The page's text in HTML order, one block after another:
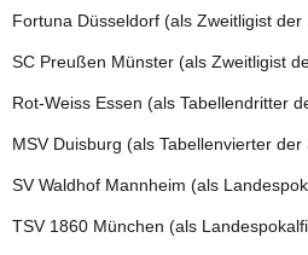
Fortuna Düsseldorf (als Zweitligist der
SC Preußen Münster (als Zweitligist
Rot-Weiss Essen (als Tabellendritter
MSV Duisburg (als Tabellenvierter der
SV Waldhof Mannheim (als
TSV 1860 München (als